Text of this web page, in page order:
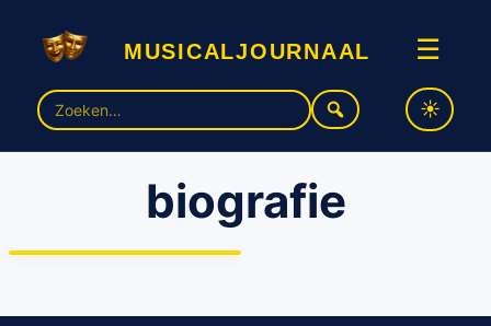
musicaljournaal ☰
Zoek
naar:
biografie
Officiële biografie van Joop
van den Ende verschijnt in